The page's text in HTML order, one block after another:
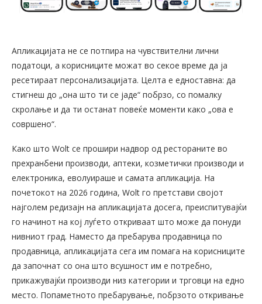
Апликацијата не се потпира на чувствителни лични
податоци, а корисниците можат во секое време да ја
ресетираат персонализацијата. Целта е едноставна: да
стигнеш до „она што ти се јаде“ побрзо, со помалку
скролање и да ти останат повеќе моменти како „ова е
совршено“.
Како што Wolt се прошири надвор од рестораните во
прехранбени производи, аптеки, козметички производи и
електроника, еволуираше и самата апликација. На
почетокот на 2026 година, Wolt го претстави својот
најголем редизајн на апликацијата досега, преиспитувајќи
го начинот на кој луѓето откриваат што може да понуди
нивниот град. Наместо да пребарува продавница по
продавница, апликацијата сега им помага на корисниците
да започнат со она што всушност им е потребно,
прикажувајќи производи низ категории и трговци на едно
место. Попаметното пребарување, побрзото откривање